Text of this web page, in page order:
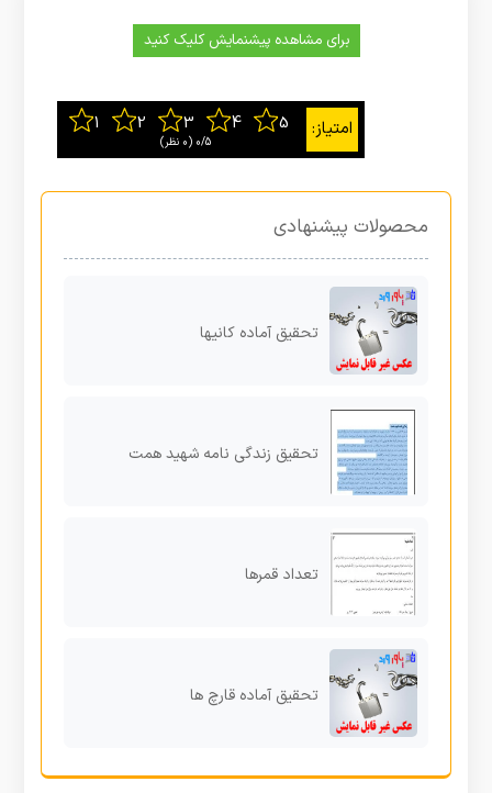
برای مشاهده پیشنمایش کلیک کنید
0/5 ‫(0 نظر)
محصولات پیشنهادی
تحقیق آماده کانیها
تحقیق زندگی نامه شهید همت
تعداد قمرها
تحقیق آماده قارچ ها